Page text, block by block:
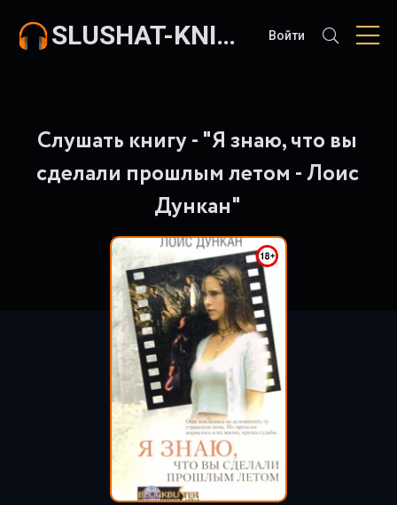
SLUSHAT-KNIGI.COM Войти
Слушать книгу - "Я знаю, что вы
сделали прошлым летом - Лоис
Дункан"